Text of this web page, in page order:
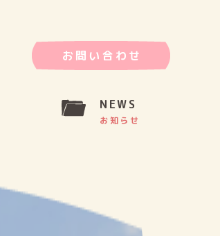
NEWS
お知らせ
お問い合わせ